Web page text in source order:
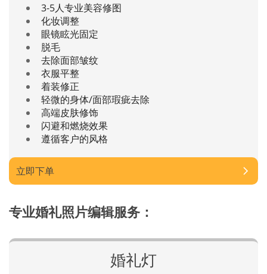
3-5人专业美容修图
化妆调整
眼镜眩光固定
脱毛
去除面部皱纹
衣服平整
着装修正
轻微的身体/面部瑕疵去除
高端皮肤修饰
闪避和燃烧效果
遵循客户的风格
立即下单
专业婚礼照片编辑服务：
婚礼灯